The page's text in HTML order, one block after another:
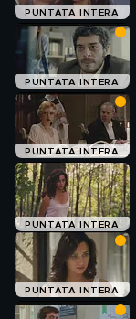
PUNTATA INTERA
PUNTATA INTERA
PUNTATA INTERA
PUNTATA INTERA
PUNTATA INTERA